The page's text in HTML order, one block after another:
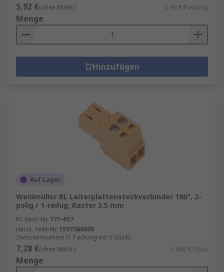
5,92 €(ohne MwSt.) 5,92 €/Packung
Menge
Hinzufügen
Auf Lager
Weidmüller BL Leiterplattensteckverbinder 180°, 2-
polig / 1-reihig, Raster 3.5 mm
RS Best.-Nr. 171-657
Herst. Teile-Nr. 1597360000
Zwischensumme (1 Packung mit 5 Stück)
7,28 €(ohne MwSt.) 1,456 €/Stück
Menge